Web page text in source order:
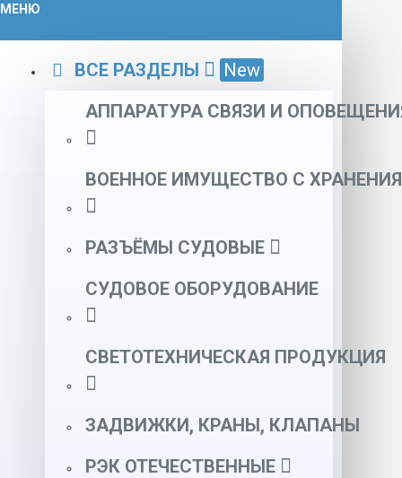
МЕНЮ
ВСЕ РАЗДЕЛЫ
New
АППАРАТУРА СВЯЗИ И
ВОЕННОЕ ИМУЩЕСТВО С ХРАНЕНИЯ
РАЗЪЁМЫ СУДОВЫЕ
СУДОВОЕ ОБОРУДОВАНИЕ
СВЕТОТЕХНИЧЕСКАЯ ПРОДУКЦИЯ
ЗАДВИЖКИ, КРАНЫ, КЛАПАНЫ
РЭК ОТЕЧЕСТВЕННЫЕ